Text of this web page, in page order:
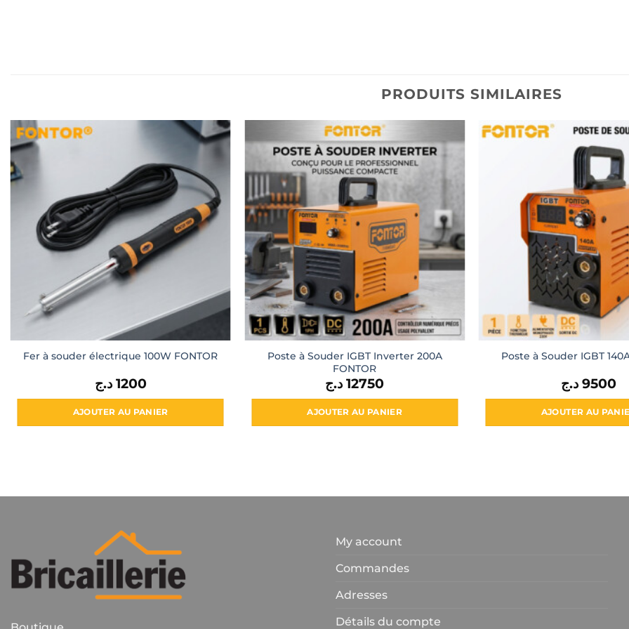
PRODUITS SIMILAIRES
Fer à souder électrique 100W FONTOR
1200 د.ج
AJOUTER AU PANIER
Poste à Souder IGBT Inverter 200A
FONTOR
12750 د.ج
AJOUTER AU PANIER
Poste à Souder IGBT
9500 د.ج
AJOUTER AU
My account
Commandes
Adresses
Détails du compte